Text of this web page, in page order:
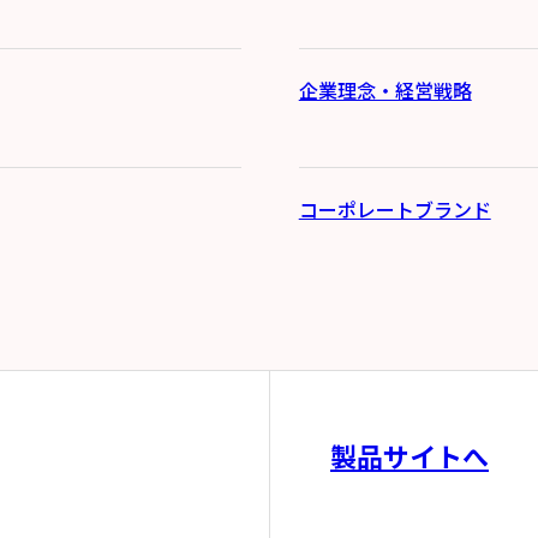
企業理念・経営戦略
コーポレートブランド
製品サイトへ